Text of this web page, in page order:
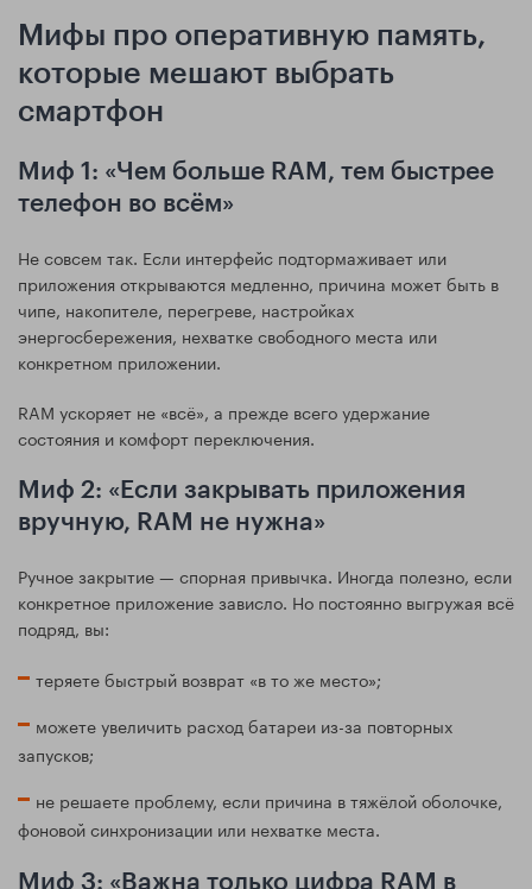
Мифы про оперативную память,
которые мешают выбрать
смартфон
Миф 1: «Чем больше RAM, тем быстрее
телефон во всём»
Не совсем так. Если интерфейс подтормаживает или
приложения открываются медленно, причина может быть в
чипе, накопителе, перегреве, настройках
энергосбережения, нехватке свободного места или
конкретном приложении.
RAM ускоряет не «всё», а прежде всего удержание
состояния и комфорт переключения.
Миф 2: «Если закрывать приложения
вручную, RAM не нужна»
Ручное закрытие — спорная привычка. Иногда полезно, если
конкретное приложение зависло. Но постоянно выгружая всё
подряд, вы:
теряете быстрый возврат «в то же место»;
можете увеличить расход батареи из-за повторных
запусков;
не решаете проблему, если причина в тяжёлой оболочке,
фоновой синхронизации или нехватке места.
Миф 3: «Важна только цифра RAM в